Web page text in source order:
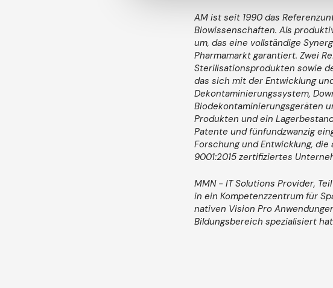
AM ist seit 1990 das
Biowissenschaften. Als
um, das eine vollständige
Pharmamarkt garantiert. Zwei
Sterilisationsprodukten sowie
das sich mit der Entwicklung
Dekontaminierungssystem,
Biodekontaminierungsgeräten
Produkten und ein
Patente und fünfundzwanzig
Forschung und Entwicklung,
9001:2015 zertifiziertes
MMN - IT Solutions Provider,
in ein Kompetenzzentrum für
nativen Vision Pro
Bildungsbereich spezialisiert